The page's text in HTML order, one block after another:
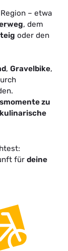
– etwa
, dem
oder den
,Gravelbike,
zu
kulinarische
fürdeine